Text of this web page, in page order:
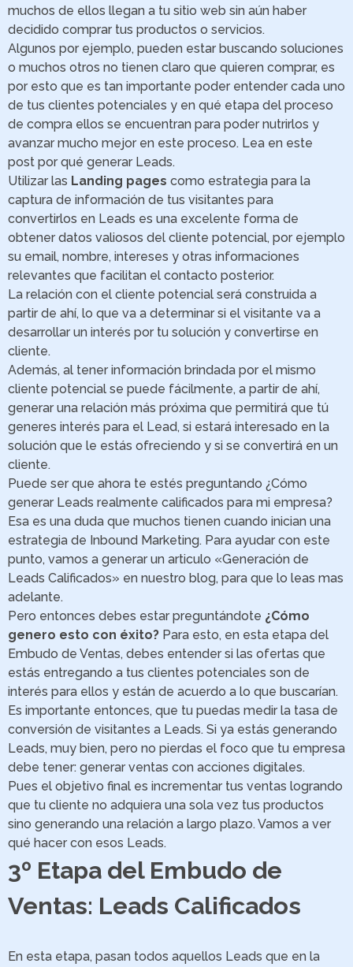
muchos de ellos llegan a tu sitio web sin aún haber
decidido comprar tus productos o servicios.
Algunos por ejemplo, pueden estar buscando soluciones
o muchos otros no tienen claro que quieren comprar, es
por esto que es tan importante poder entender cada uno
de tus clientes potenciales y en qué etapa del proceso
de compra ellos se encuentran para poder nutrirlos y
avanzar mucho mejor en este proceso. Lea en este
post por qué generar Leads.
Utilizar las Landing pages como estrategia para la
captura de información de tus visitantes para
convertirlos en Leads es una excelente forma de
obtener datos valiosos del cliente potencial, por ejemplo
su email, nombre, intereses y otras informaciones
relevantes que facilitan el contacto posterior.
La relación con el cliente potencial será construida a
partir de ahí, lo que va a determinar si el visitante va a
desarrollar un interés por tu solución y convertirse en
cliente.
Además, al tener información brindada por el mismo
cliente potencial se puede fácilmente, a partir de ahí,
generar una relación más próxima que permitirá que tú
generes interés para el Lead, si estará interesado en la
solución que le estás ofreciendo y si se convertirá en un
cliente.
Puede ser que ahora te estés preguntando ¿Cómo
generar Leads realmente calificados para mi empresa?
Esa es una duda que muchos tienen cuando inician una
estrategia de Inbound Marketing. Para ayudar con este
punto, vamos a generar un articulo «Generación de
Leads Calificados» en nuestro blog, para que lo leas mas
adelante.
Pero entonces debes estar preguntándote ¿Cómo
genero esto con éxito? Para esto, en esta etapa del
Embudo de Ventas, debes entender si las ofertas que
estás entregando a tus clientes potenciales son de
interés para ellos y están de acuerdo a lo que buscarían.
Es importante entonces, que tu puedas medir la tasa de
conversión de visitantes a Leads. Si ya estás generando
Leads, muy bien, pero no pierdas el foco que tu empresa
debe tener: generar ventas con acciones digitales.
Pues el objetivo final es incrementar tus ventas logrando
que tu cliente no adquiera una sola vez tus productos
sino generando una relación a largo plazo. Vamos a ver
qué hacer con esos Leads.
3º Etapa del Embudo de
Ventas: Leads Calificados
En esta etapa, pasan todos aquellos Leads que en la